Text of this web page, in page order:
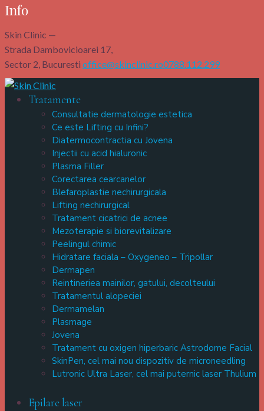
Info
Skin Clinic —
Strada Dambovicioarei 17,
Sector 2, Bucuresti office@skinclinic.ro0788.112.299
Tratamente
Consultatie dermatologie estetica
Ce este Lifting cu Infini?
Diatermocontractia cu Jovena
Injectii cu acid hialuronic
Plasma Filler
Corectarea cearcanelor
Blefaroplastie nechirurgicala
Lifting nechirurgical
Tratament cicatrici de acnee
Mezoterapie si biorevitalizare
Peelingul chimic
Hidratare faciala – Oxygeneo – Tripollar
Dermapen
Reintineriea mainilor, gatului, decolteului
Tratamentul alopeciei
Dermamelan
Plasmage
Jovena
Tratament cu oxigen hiperbaric Astrodome Facial
SkinPen, cel mai nou dispozitiv de microneedling
Lutronic Ultra Laser, cel mai puternic laser Thulium
Epilare laser